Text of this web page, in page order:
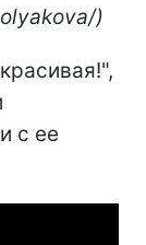
)
с ее